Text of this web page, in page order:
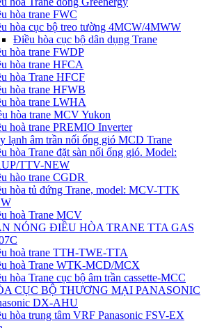
hòa trane FWC
hòa cục bộ treo tường 4MCW/4MWW
Điều hòa cục bộ dân dụng Trane
hòa trane FWDP
hòa trane HFCA
hòa Trane HFCF
hòa trane HFWB
hòa trane LWHA
hòa trane MCV Yukon
hoà trane PREMIO Inverter
lạnh âm trần nối ống gió MCD Trane
hòa Trane đặt sàn nối ống gió. Model:
TTV-NEW
hào trane CGDR
hòa tủ đứng Trane, model: MCV-TTK
hoà Trane MCV
NÓNG ĐIỀU HÒA TRANE TTA GAS
hoà trane TTH-TWE-TTA
hoà Trane WTK-MCD/MCX
hòa Trane cục bộ âm trần cassette-MCC
CỤC BỘ THƯƠNG MẠI PANASONIC
DX-AHU
hòa trung tâm VRF Panasonic FSV-EX